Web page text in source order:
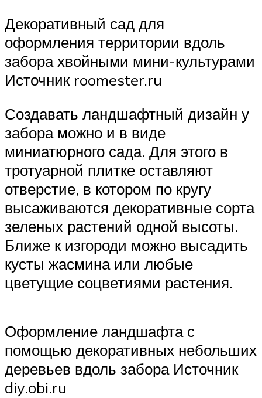
Декоративный сад для
оформления территории вдоль
забора хвойными мини-культурами
Источник roomester.ru
Создавать ландшафтный дизайн у
забора можно и в виде
миниатюрного сада. Для этого в
тротуарной плитке оставляют
отверстие, в котором по кругу
высаживаются декоративные сорта
зеленых растений одной высоты.
Ближе к изгороди можно высадить
кусты жасмина или любые
цветущие соцветиями растения.
Оформление ландшафта с
помощью декоративных небольших
деревьев вдоль забора Источник
diy.obi.ru